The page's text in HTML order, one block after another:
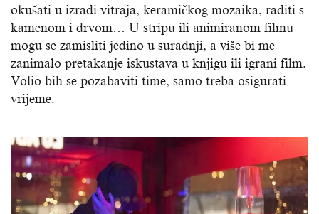
okušati u izradi vitraja, keramičkog mozaika, raditi s
kamenom i drvom… U stripu ili animiranom filmu
mogu se zamisliti jedino u suradnji, a više bi me
zanimalo pretakanje iskustava u knjigu ili igrani film.
Volio bih se pozabaviti time, samo treba osigurati
vrijeme.